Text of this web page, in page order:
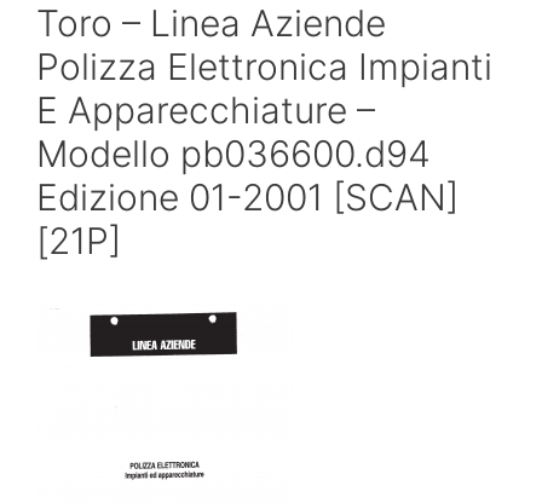
Toro – Linea Aziende
Polizza Elettronica Impianti
E Apparecchiature –
Modello pb036600.d94
Edizione 01-2001 [SCAN]
[21P]